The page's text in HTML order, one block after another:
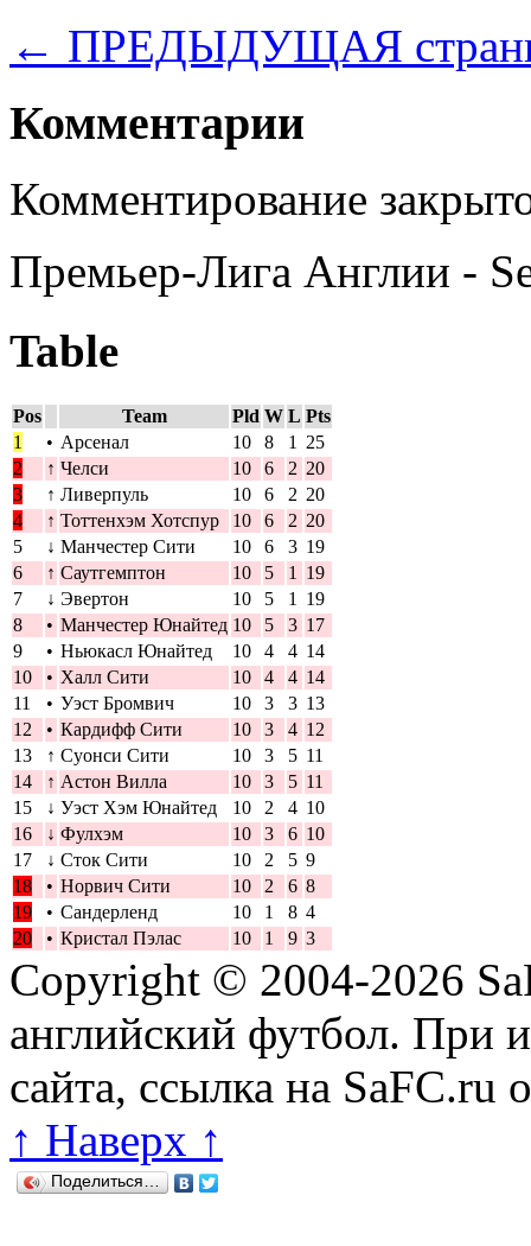
← ПРЕДЫДУЩАЯ
Комментарии
Комментирование
Премьер-Лига Англии -
Table
Pos Team Pld W L Pts
1
• Арсенал 10 8 1
25
2
↑ Челси 10 6 2 20
3
↑ Ливерпуль 10 6 2 20
4
↑ Тоттенхэм Хотспур 10 6 2 20
5
↓ Манчестер Сити 10 6 3 19
6
↑ Саутгемптон 10 5 1
19
7
↓ Эвертон 10 5 1
19
8
• Манчестер Юнайтед 10 5 3 17
9
• Ньюкасл Юнайтед 10 4 4 14
10
• Халл Сити 10 4 4 14
11
• Уэст Бромвич 10 3 3 13
12
• Кардифф Сити 10 3 4 12
13
↑ Суонси Сити 10 3 5 11
14
↑ Астон Вилла 10 3 5 11
15
↓ Уэст Хэм Юнайтед 10 2 4 10
16
↓ Фулхэм 10 3 6 10
17
↓ Сток Сити 10 2 5 9
18
• Норвич Сити 10 2 6 8
19
• Сандерленд 10 1 8 4
20
• Кристал Пэлас 10 1 9 3
Copyright © 2004-2026
английский футбол. При
сайта, ссылка на SaFC.ru
↑ Наверх ↑
Поделиться…